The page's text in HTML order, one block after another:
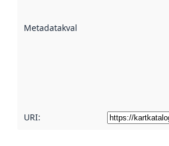
Metadatakvalitet
URI: